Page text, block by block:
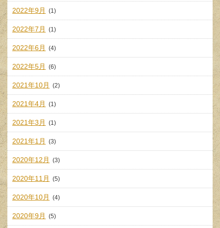
2022年9月 (1)
2022年7月 (1)
2022年6月 (4)
2022年5月 (6)
2021年10月 (2)
2021年4月 (1)
2021年3月 (1)
2021年1月 (3)
2020年12月 (3)
2020年11月 (5)
2020年10月 (4)
2020年9月 (5)